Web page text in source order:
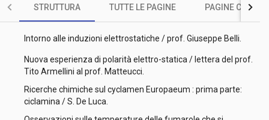
STRUTTURA TUTTE LE PAGINE PAGINE CON
Sulla rifrazione solare / riflessioni ed osservazioni del prof.
Intorno alle induzioni elettrostatiche / prof. Giuseppe Belli.
Nuova esperienza di polarità elettro-statica / lettera del prof.
Tito Armellini al prof. Matteucci.
Ricerche chimiche sul cyclamen Europaeum : prima parte:
ciclamina / S. De Luca.